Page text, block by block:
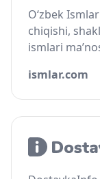
O‘zbek
chiqishi,
ismlari
ismlar.com